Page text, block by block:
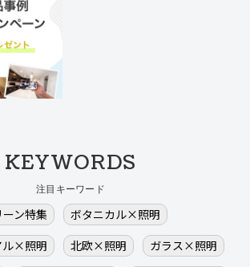
KEYWORDS
注目キーワード
ーン特集
ボタニカル×照明
ル×照明
北欧×照明
ガラス×照明